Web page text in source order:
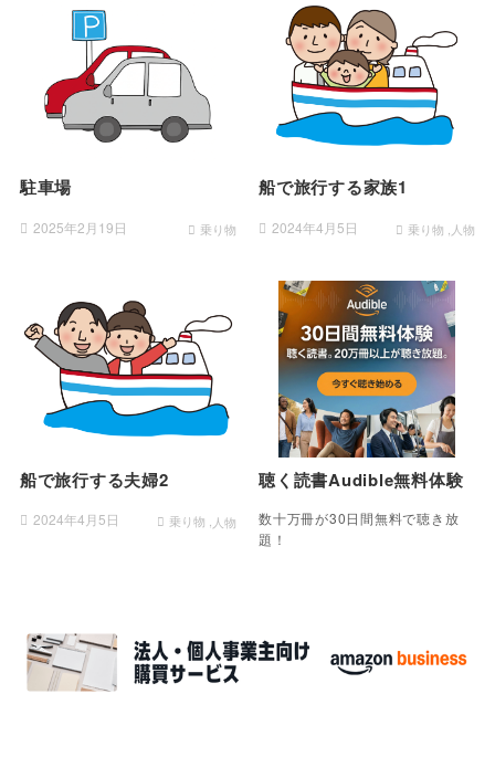
駐車場
2025年2月19日 乗り物
船で旅行する家族1
2024年4月5日 乗り物 人物
船で旅行する夫婦2
2024年4月5日 乗り物 人物
聴く読書Audible無料体験
数十万冊が30日間無料で聴き放
題！